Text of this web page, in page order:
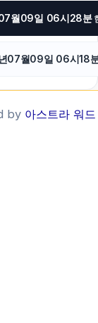
월09일 06시28분
07월09일 06시18
by 아스트라 워드